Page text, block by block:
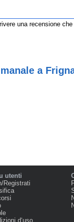
una recensione
a
utenti
Registrati
d‘uso